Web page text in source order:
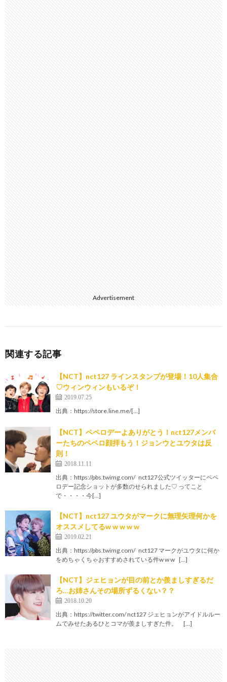
Advertisement
関連する記事
【NCT】nct127 ラインスタンプが登場！10人集合
♡ウィンウィンもいるぞ！
2019.07.25
出典：https://store.line.me/[…]
【NCT】ペペロデーよありがとう！nct127メンバ
ーたちのペペロ顔拝もう！ジョンウとユウタは反
則！
2018.11.11
出典：https://pbs.twimg.com/ nct127公式ツイッターにペペ
ロデー記念ショットが多数のせられました♡ ってこと
で・・・・今[…]
【NCT】nct127 ユウタがマークに無理矢理何かを
オススメしてるw w w w w
2019.02.21
出典：https://pbs.twimg.com/ nct127 マークがユウタに何か
をめちゃくちゃおすすめされている件w w w […]
【NCT】ジェヒョンが目の前とか羨ましすぎるだ
ろ…お姉さんその場所ずるくない？？
2018.10.20
出典：https://twitter.com/ nct127 ジェヒョンがアイドルルー
ムでみせたあるひとコマが羨ましすぎた件。 […]